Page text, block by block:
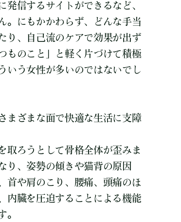
発信するサイトができるなど、
。にもかかわらず、どんな手当
り、自己流のケアで効果が出ず
ものこと」と軽く片づけて積極
う女性が多いのではないでし
まざまな面で快適な生活に支障
取ろうとして骨格全体が歪みま
り、姿勢の傾きや猫背の原因
首や肩のこり、腰痛、頭痛のほ
内臓を圧迫することによる機能
。